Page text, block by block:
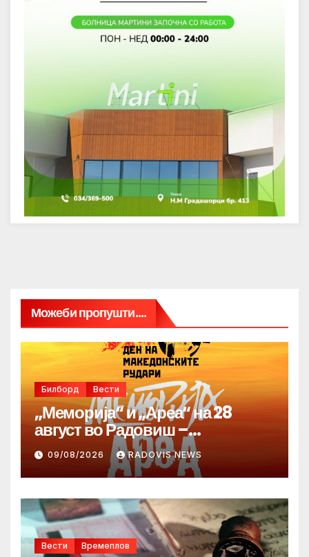
Можеби пропушти....
Билборд Вести
„Меморија“ и „Ареа“ на 28
август во Радовиш –
продолжува традицијата за
Денот на македонските рудари
09/08/2026 RADOVIS NEWS
Вести Времеплов